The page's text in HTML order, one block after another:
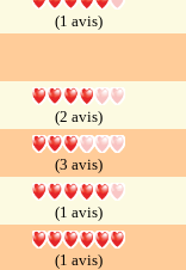
(1 avis)
(2 avis)
(3 avis)
(1 avis)
(1 avis)